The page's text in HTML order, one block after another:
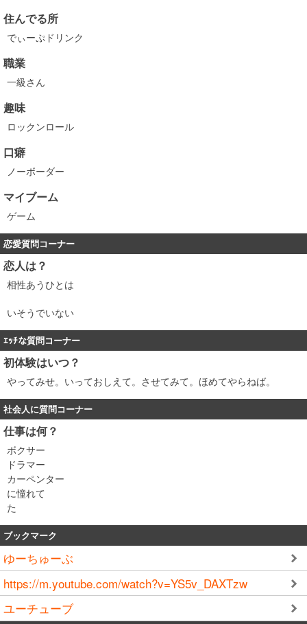
住んでる所
でぃーぷドリンク
職業
一級さん
趣味
ロックンロール
口癖
ノーボーダー
マイブーム
ゲーム
恋愛質問コーナー
恋人は？
相性あうひとは
いそうでいない
ｴｯﾁな質問コーナー
初体験はいつ？
やってみせ。いっておしえて。させてみて。ほめてやらねば。
社会人に質問コーナー
仕事は何？
ボクサー
ドラマー
カーペンター
に憧れて
た
ブックマーク
ゆーちゅーぶ
https://m.youtube.com/watch?v=YS5v_DAXTzw
ユーチューブ